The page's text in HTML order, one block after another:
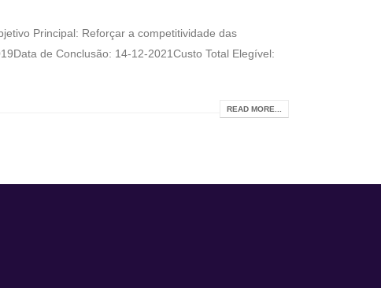
Principal: Reforçar a competitividade das
de Conclusão: 14-12-2021Custo Total Elegível:
READ MORE...